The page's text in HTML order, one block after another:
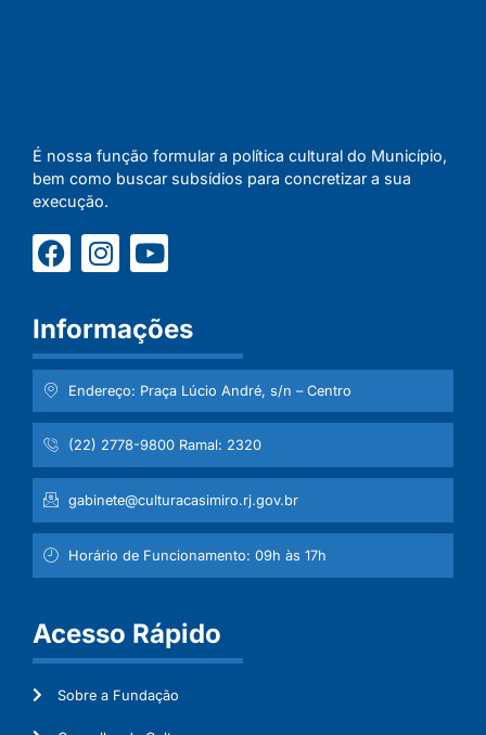
É nossa função formular a política cultural do Município,
bem como buscar subsídios para concretizar a sua
execução.
Informações
Endereço: Praça Lúcio André, s/n – Centro
(22) 2778-9800 Ramal: 2320
gabinete@culturacasimiro.rj.gov.br
Horário de Funcionamento: 09h às 17h
Acesso Rápido
Sobre a Fundação